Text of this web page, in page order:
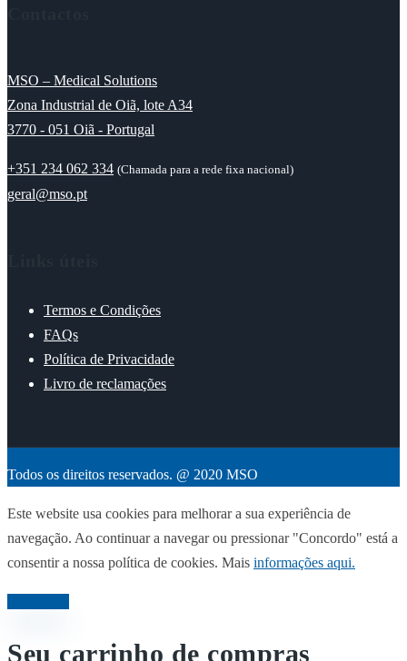
MSO – Medical Solutions
Zona Industrial de Oiã, lote A34
3770 - 051 Oiã - Portugal
+351 234 062 334 (Chamada para a rede fixa nacional)
geral@mso.pt
Termos e Condições
FAQs
Política de Privacidade
Livro de reclamações
Todos os direitos reservados. @ 2020 MSO
Este website usa cookies para melhorar a sua experiência de
navegação. Ao continuar a navegar ou pressionar "Concordo" está a
consentir a nossa política de cookies. Mais informações aqui.
Seu carrinho de compras